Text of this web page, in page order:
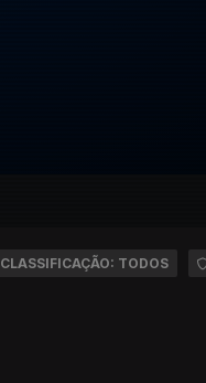
CLASSIFICAÇÃO: TODOS